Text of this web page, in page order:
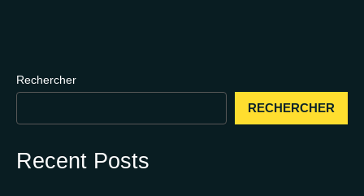
Rechercher
RECHERCHER
Recent Posts